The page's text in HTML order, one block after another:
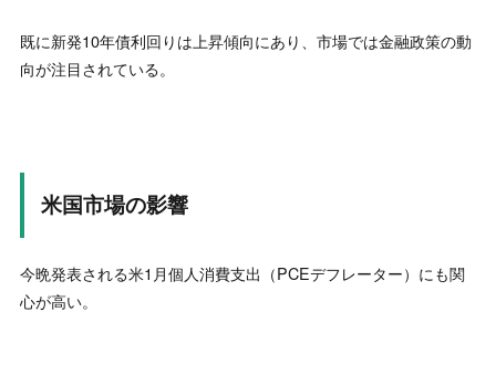
既に新発10年債利回りは上昇傾向にあり、市場では金融政策の動
向が注目されている。
米国市場の影響
今晩発表される米1月個人消費支出（PCEデフレーター）にも関
心が高い。